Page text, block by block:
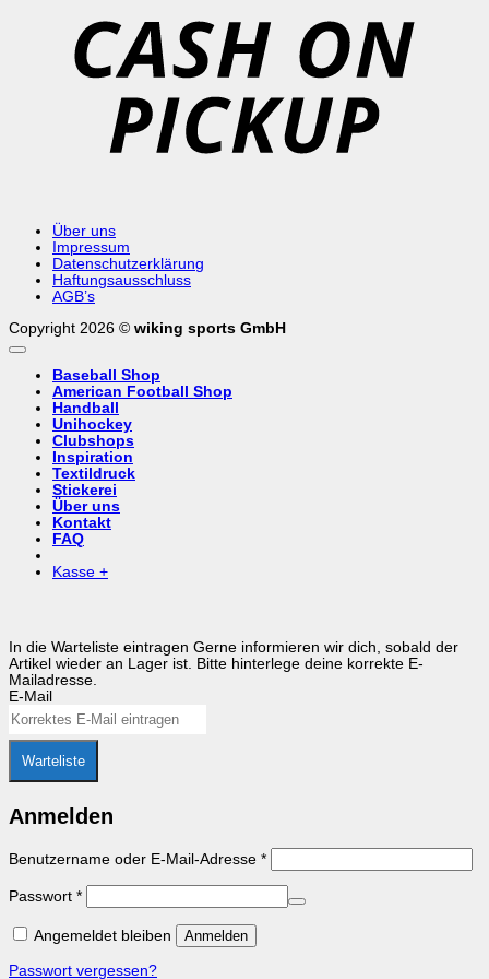
Über uns
Impressum
Datenschutzerklärung
Haftungsausschluss
AGB’s
Copyright 2026 © wiking sports GmbH
Baseball Shop
American Football Shop
Handball
Unihockey
Clubshops
Inspiration
Textildruck
Stickerei
Über uns
Kontakt
FAQ
Kasse +
In die Warteliste eintragen Gerne informieren wir dich, sobald der
Artikel wieder an Lager ist. Bitte hinterlege deine korrekte E-
Mailadresse.
E-Mail
Warteliste
Anmelden
Benutzername oder E-Mail-Adresse *Erforderlich
Passwort *Erforderlich
Angemeldet bleiben Anmelden
Passwort vergessen?